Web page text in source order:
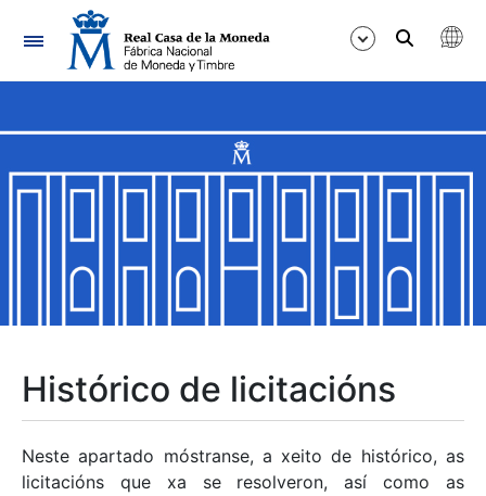
Navegación
Mostrar/Ocultar
Mostrar/Ocultar
Mostrar/Ocultar
Histórico de licitacións
Neste apartado móstranse, a xeito de histórico, as
licitacións que xa se resolveron, así como as